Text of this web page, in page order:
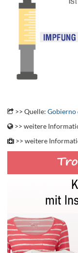
>> Quelle: Gobierno
>> weitere
>> weitere